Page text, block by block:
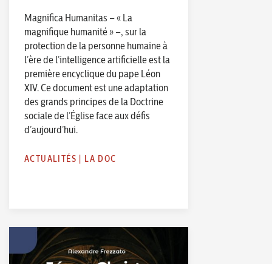
Magnifica Humanitas – « La
magnifique humanité » –, sur la
protection de la personne humaine à
l’ère de l’intelligence artificielle est la
première encyclique du pape Léon
XIV. Ce document est une adaptation
des grands principes de la Doctrine
sociale de l’Église face aux défis
d’aujourd’hui.
ACTUALITÉS | LA DOC